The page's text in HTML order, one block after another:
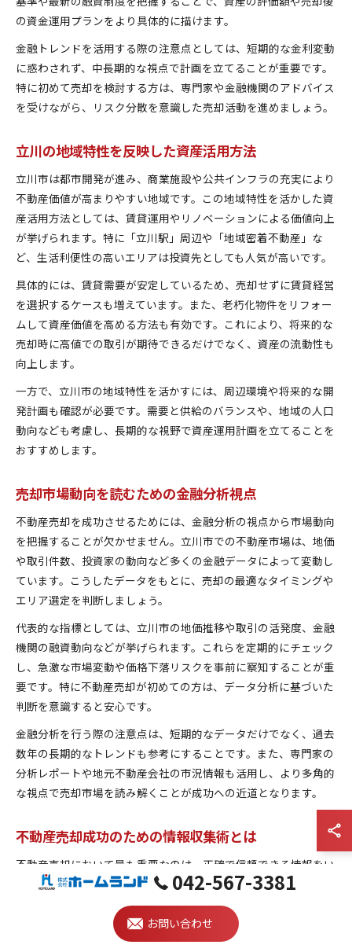
の資金運用プランをより具体的に描けます。
金融トレンドを活用する際の注意点としては、短期的な金利変動
に惑わされず、中長期的な視点で計画を立てることが重要です。
特に初めて売却を検討する方は、専門家や金融機関のアドバイス
を受けながら、リスク分散を意識した売却活動を進めましょう。
立川の地域特性を反映した資産活用方法
立川市は都市開発が進み、商業施設や公共インフラの充実により
不動産価値が高まりやすい地域です。この地域特性を活かした資
産活用方法としては、賃貸運用やリノベーションによる価値向上
が挙げられます。特に「立川駅」周辺や「地域密着不動産」な
ど、生活利便性の高いエリアは投資先としても人気が高いです。
具体的には、賃貸需要が安定しているため、売却せずに賃貸経営
を選択するケースも増えています。また、老朽化物件をリフォー
ムして資産価値を高める方法も有効です。これにより、将来的な
売却時に高値での取引が期待できるだけでなく、資産の流動性も
向上します。
一方で、立川市の地域特性を活かすには、周辺環境や将来的な開
発計画も確認が必要です。需要と供給のバランスや、地域の人口
動向なども考慮し、長期的な視野で資産運用計画を立てることを
おすすめします。
売却市場動向を読むための金融分析視点
不動産売却を成功させるためには、金融分析の視点から市場動向
を把握することが欠かせません。立川市での不動産市場は、地価
や取引件数、投資家の動向など多くの金融データによって変動し
ています。こうしたデータをもとに、売却の最適なタイミングや
エリア選定を判断しましょう。
代表的な指標としては、立川市の地価推移や取引の活発度、金融
機関の融資動向などが挙げられます。これらを定期的にチェック
し、急激な市場変動や価格下落リスクを事前に察知することが重
要です。特に不動産売却が初めての方は、データ分析に基づいた
判断を意識すると安心です。
金融分析を行う際の注意点は、短期的なデータだけでなく、過去
数年の長期的なトレンドも参考にすることです。また、専門家の
分析レポートや地元不動産会社の市況情報も活用し、より多角的
な視点で売却市場を読み解くことが成功への近道となります。
不動産売却成功のための情報収集術とは
不動産売却において最も重要なのは、正確で信頼できる情報をい
かに集めるかです。立川市では「おすすめ不動産屋」や「地域密
着不動産」など、地元に強い不動産会社から直接ヒアリングする
のが効果的です。口コミや過去の成約事例も参考にしましょう。
042-567-3381
お問い合わせ